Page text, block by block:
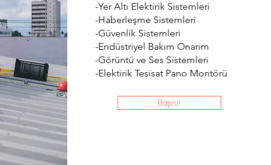
-Yer Altı Elektirik Sistemleri
-Haberleşme Sistemleri
-Güvenlik Sistemleri
-Endüstriyel Bakım Onarım
-Görüntü ve Ses Sistemleri
-Elektirik Tesisat Pano Montörü
Başvur